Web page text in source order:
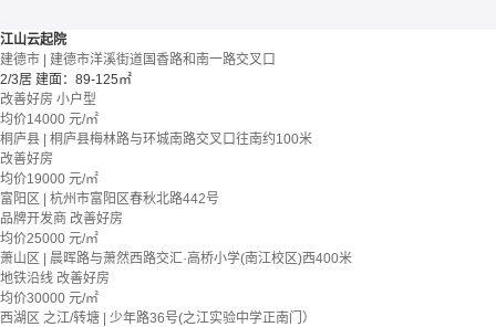
江山云起院
建德市 | 建德市洋溪街道国香路和南一路交叉口
2/3居 建面：89-125㎡
改善好房 小户型
均价14000 元/㎡
桐庐县 | 桐庐县梅林路与环城南路交叉口往南约100米
改善好房
均价19000 元/㎡
富阳区 | 杭州市富阳区春秋北路442号
品牌开发商 改善好房
均价25000 元/㎡
萧山区 | 晨晖路与萧然西路交汇·高桥小学(南江校区)西400米
地铁沿线 改善好房
均价30000 元/㎡
西湖区 之江/转塘 | 少年路36号(之江实验中学正南门）